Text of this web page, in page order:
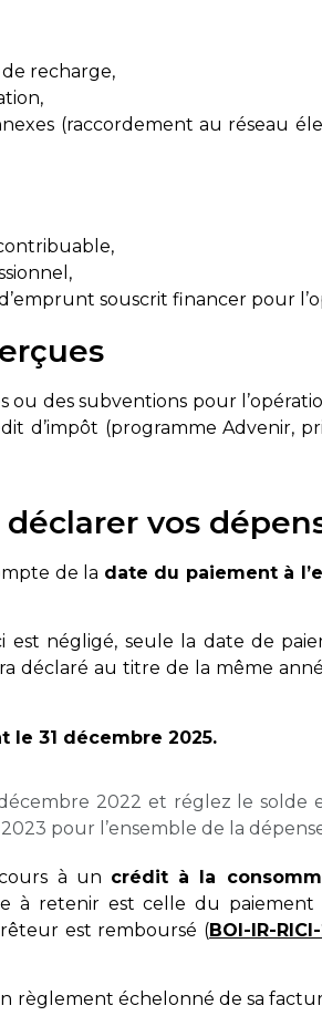
de recharge,
(raccordement au réseau
souscrit financer pour
ou des subventions pour
d’impôt (programme Advenir,
vos
de la date du paiement à
est négligé, seule la date de
déclaré au titre de la même
le 31 décembre 2025.
2022 et réglez le solde
pour l’ensemble de la
à un crédit à la
à retenir est celle du
est remboursé (BOI-IR-
règlement échelonné de sa